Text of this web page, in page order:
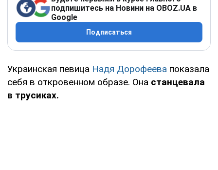
подпишитесь на Новини на OBOZ.UA в
Google
Подписаться
Украинская певица Надя Дорофеева показала
себя в откровенном образе. Она станцевала
в трусиках.